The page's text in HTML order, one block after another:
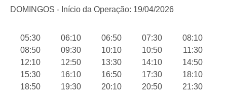
DOMINGOS - Início da Operação: 19/04/2026
05:30 06:10 06:50 07:30
08:10
08:50
09:30 10:10 10:50
11:30
12:10
12:50 13:30 14:10
14:50
15:30
16:10 16:50 17:30
18:10
18:50
19:30 20:10 20:50
21:30